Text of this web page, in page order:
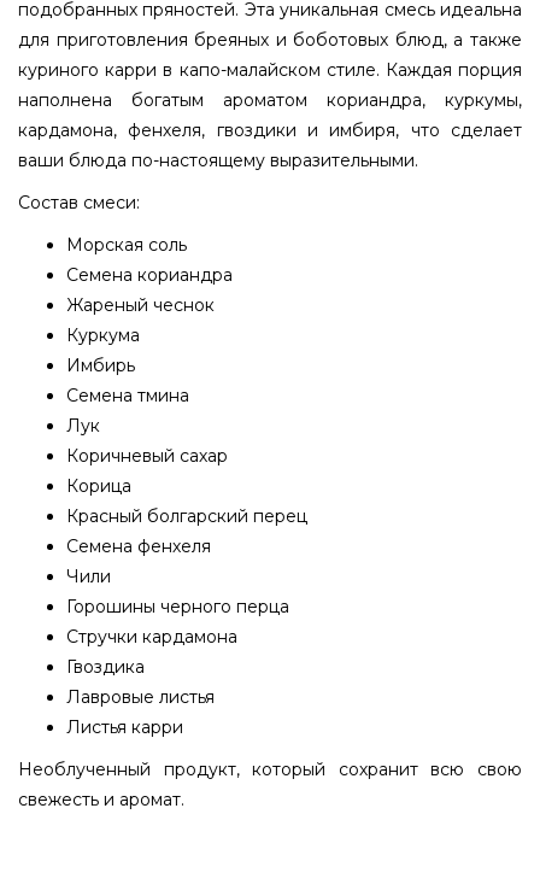
подобранных пряностей. Эта уникальная смесь идеальна
для приготовления бреяных и боботовых блюд, а также
куриного карри в капо-малайском стиле. Каждая порция
наполнена богатым ароматом кориандра, куркумы,
кардамона, фенхеля, гвоздики и имбиря, что сделает
ваши блюда по-настоящему выразительными.
Состав смеси:
Морская соль
Семена кориандра
Жареный чеснок
Куркума
Имбирь
Семена тмина
Лук
Коричневый сахар
Корица
Красный болгарский перец
Семена фенхеля
Чили
Горошины черного перца
Стручки кардамона
Гвоздика
Лавровые листья
Листья карри
Необлученный продукт, который сохранит всю свою
свежесть и аромат.